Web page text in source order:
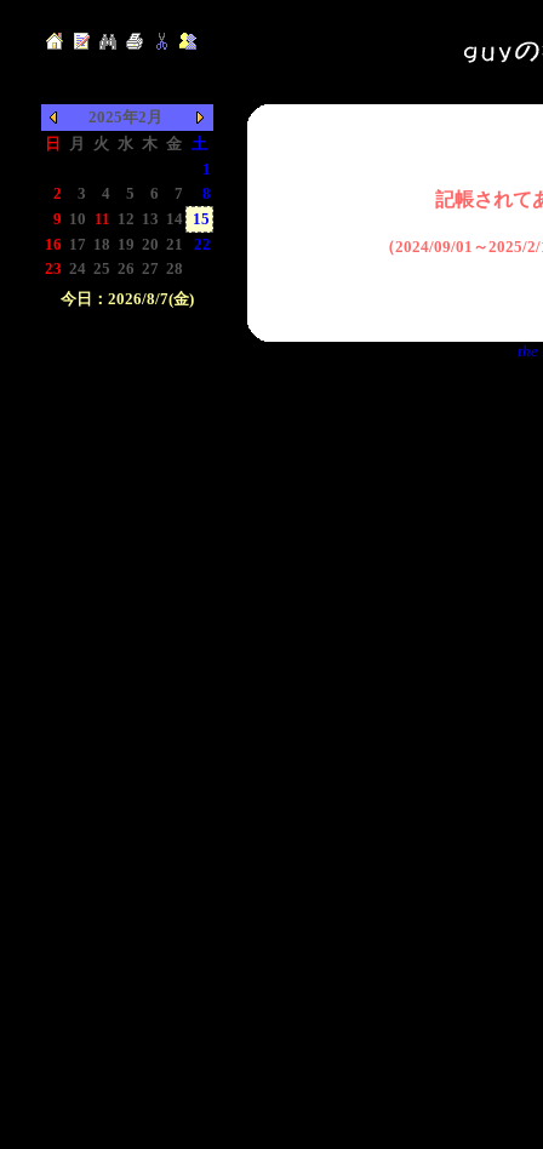
2025年2月
日
月 火 水 木 金 土
1
2
3 4 5 6 7
8
9 10 11 12 13 14
15
16 17 18 19 20 21
22
23 24 25 26 27 28
今日：2026/8/7(金)
記帳されて
（2024/09/01～2025/
the